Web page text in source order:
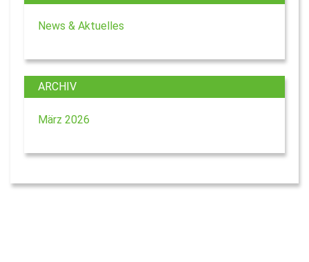
News & Aktuelles
ARCHIV
März 2026